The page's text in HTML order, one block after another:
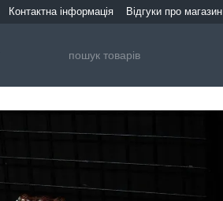
Контактна інформація Відгуки про магазин